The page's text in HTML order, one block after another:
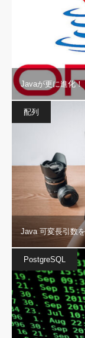
Javaが更に進化
配列
Java 可変長引数
PostgreSQL